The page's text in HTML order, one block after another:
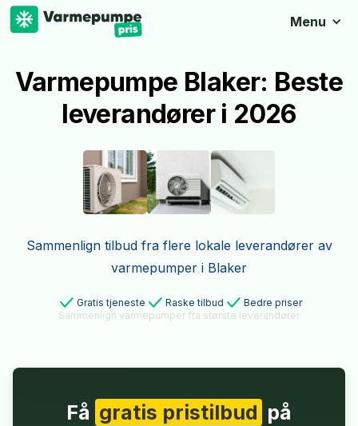
Menu
Varmepumpe Blaker: Beste
leverandører i 2026
Sammenlign tilbud fra flere lokale leverandører av
varmepumper i Blaker
Gratis tjeneste Raske tilbud
Bedre priser
Sammenlign varmepumper fra største leverandører
Få gratis pristilbud på